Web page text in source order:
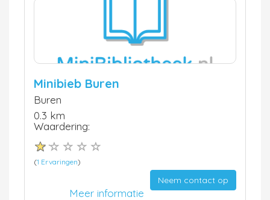
Minibieb Buren
Buren
0.3 km
Waardering:
(1 Ervaringen)
Neem contact op
Meer informatie